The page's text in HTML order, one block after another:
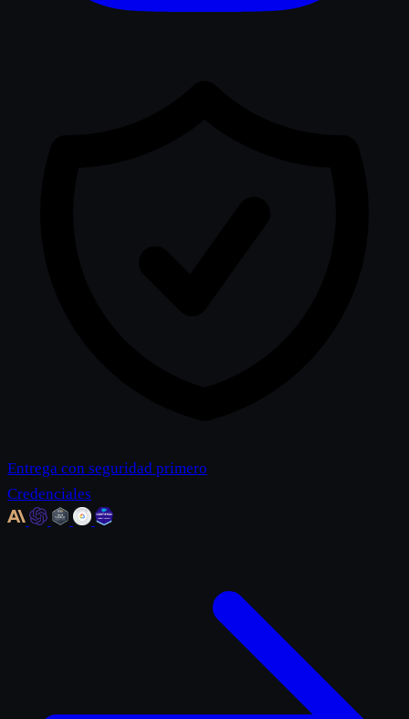
Entrega con seguridad primero
Credenciales